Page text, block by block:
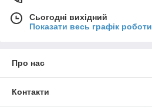
Сьогодні вихідний
Показати весь графік роботи
Про нас
Контакти